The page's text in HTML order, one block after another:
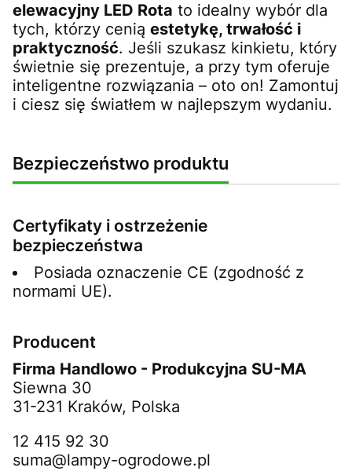
elewacyjny LED Rota to idealny wybór dla
tych, którzy cenią estetykę, trwałość i
praktyczność. Jeśli szukasz kinkietu, który
świetnie się prezentuje, a przy tym oferuje
inteligentne rozwiązania – oto on! Zamontuj
i ciesz się światłem w najlepszym wydaniu.
Bezpieczeństwo produktu
Certyfikaty i ostrzeżenie
bezpieczeństwa
Posiada oznaczenie CE (zgodność z
normami UE).
Producent
Firma Handlowo - Produkcyjna SU-MA
Siewna 30
31-231 Kraków, Polska
12 415 92 30
suma@lampy-ogrodowe.pl